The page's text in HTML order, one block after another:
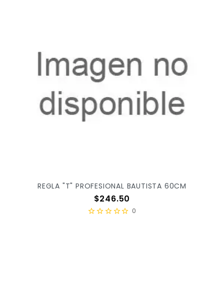
REGLA "T" PROFESIONAL BAUTISTA 60CM
Precio
$246.50
0